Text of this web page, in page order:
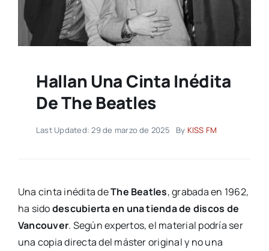
Hallan Una Cinta Inédita
De The Beatles
Last Updated: 29 de marzo de 2025 By KISS FM
Una cinta inédita deThe Beatles, grabada en 1962,
ha sidodescubierta en una tienda de discos de
Vancouver. Según expertos, el material podría ser
una copia directa del máster original y no una